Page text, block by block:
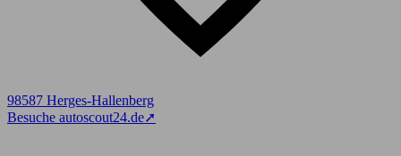
98587 Herges-Hallenberg
Besuche autoscout24.de➚